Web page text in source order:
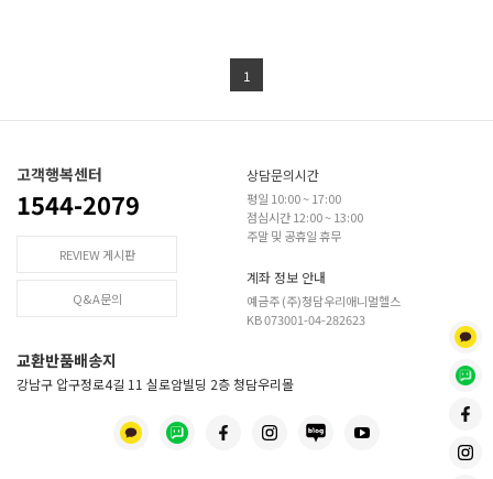
1
고객행복센터
1544-2079
REVIEW 게시판
Q&A문의
상담문의시간
평일 10:00 ~ 17:00
점심시간 12:00 ~ 13:00
주말 및 공휴일 휴무
계좌 정보 안내
예금주 (주)청담우리애니멀헬스
KB 073001-04-282623
교환반품배송지
강남구 압구정로4길 11 실로암빌딩 2층 청담우리몰